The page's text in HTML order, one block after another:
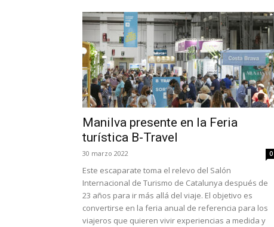
Manilva presente en la Feria
turística B-Travel
30 marzo 2022 0
Este escaparate toma el relevo del Salón
Internacional de Turismo de Catalunya después de
23 años para ir más allá del viaje. El objetivo es
convertirse en la feria anual de referencia para los
viajeros que quieren vivir experiencias a medida y